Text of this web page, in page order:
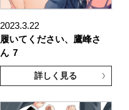
2023.3.22
履いてください、鷹峰さ
ん 7
詳しく見る